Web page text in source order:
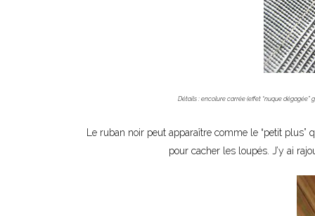
Détails : encolure carrée (effet “nuque
Le ruban noir peut apparaître comme le “petit plus”
pour cacher les loupés. J’y ai